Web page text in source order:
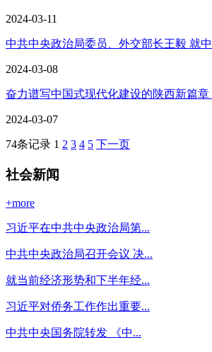
2024-03-11
中共中央政治局委员、外交部长王毅 就
2024-03-08
奋力谱写中国式现代化建设的陕西新篇
2024-03-07
74条记录 1 2 3 4 5 下一页
社会新闻
+more
习近平在中共中央政治局第...
中共中央政治局召开会议 决...
就当前经济形势和下半年经...
习近平对侨务工作作出重要...
中共中央国务院转发 《中...